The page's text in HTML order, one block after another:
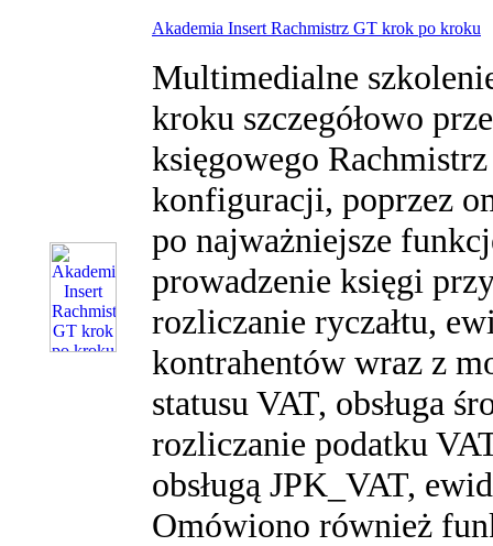
Akademia Insert Rachmistrz GT krok po kroku
Multimedialne
kroku szczegółowo
księgowego
konfiguracji, poprzez
po najważniejsze
prowadzenie księgi
rozliczanie ryczałtu,
kontrahentów wraz z
statusu VAT, obsługa
rozliczanie podatku
obsługą JPK_VAT,
Omówiono również